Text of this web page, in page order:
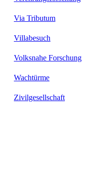
Via Tributum
Villabesuch
Volksnahe Forschung
Wachtürme
Zivilgesellschaft